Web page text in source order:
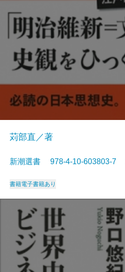
苅部直／著
新潮選書 978-4-10-603803-
書籍電子書籍あり